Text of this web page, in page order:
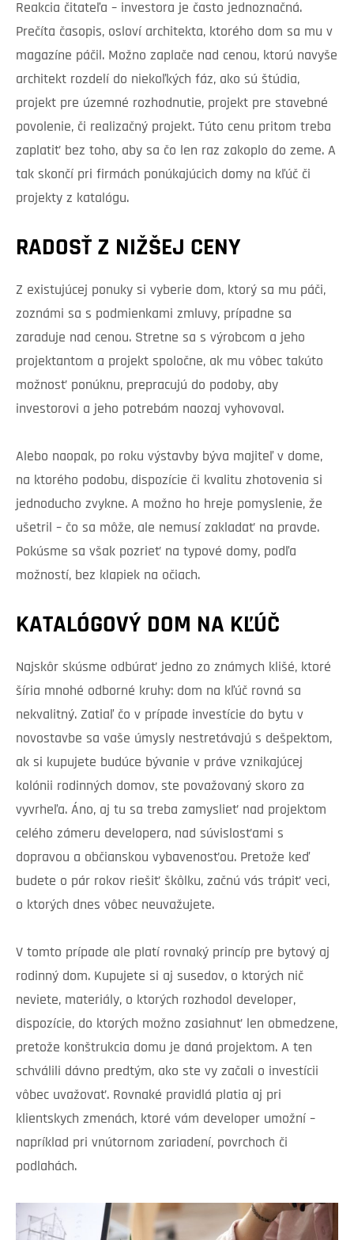
Reakcia čitateľa – investora je často jednoznačná.
Prečíta časopis, osloví architekta, ktorého dom sa mu v
magazíne páčil. Možno zaplače nad cenou, ktorú navyše
architekt rozdelí do niekoľkých fáz, ako sú štúdia,
projekt pre územné rozhodnutie, projekt pre stavebné
povolenie, či realizačný projekt. Túto cenu pritom treba
zaplatiť bez toho, aby sa čo len raz zakoplo do zeme. A
tak skončí pri firmách ponúkajúcich domy na kľúč či
projekty z katalógu.
RADOSŤ Z NIŽŠEJ CENY
Z existujúcej ponuky si vyberie dom, ktorý sa mu páči,
zoznámi sa s podmienkami zmluvy, prípadne sa
zaraduje nad cenou. Stretne sa s výrobcom a jeho
projektantom a projekt spoločne, ak mu vôbec takúto
možnosť ponúknu, prepracujú do podoby, aby
investorovi a jeho potrebám naozaj vyhovoval.
Alebo naopak, po roku výstavby býva majiteľ v dome,
na ktorého podobu, dispozície či kvalitu zhotovenia si
jednoducho zvykne. A možno ho hreje pomyslenie, že
ušetril – čo sa môže, ale nemusí zakladať na pravde.
Pokúsme sa však pozrieť na typové domy, podľa
možností, bez klapiek na očiach.
KATALÓGOVÝ DOM NA KĽÚČ
Najskôr skúsme odbúrať jedno zo známych klišé, ktoré
šíria mnohé odborné kruhy: dom na kľúč rovná sa
nekvalitný. Zatiaľ čo v prípade investície do bytu v
novostavbe sa vaše úmysly nestretávajú s dešpektom,
ak si kupujete budúce bývanie v práve vznikajúcej
kolónii rodinných domov, ste považovaný skoro za
vyvrheľa. Áno, aj tu sa treba zamyslieť nad projektom
celého zámeru developera, nad súvislosťami s
dopravou a občianskou vybavenosťou. Pretože keď
budete o pár rokov riešiť škôlku, začnú vás trápiť veci,
o ktorých dnes vôbec neuvažujete.
V tomto prípade ale platí rovnaký princíp pre bytový aj
rodinný dom. Kupujete si aj susedov, o ktorých nič
neviete, materiály, o ktorých rozhodol developer,
dispozície, do ktorých možno zasiahnuť len obmedzene,
pretože konštrukcia domu je daná projektom. A ten
schválili dávno predtým, ako ste vy začali o investícii
vôbec uvažovať. Rovnaké pravidlá platia aj pri
klientskych zmenách, ktoré vám developer umožní –
napríklad pri vnútornom zariadení, povrchoch či
podlahách.